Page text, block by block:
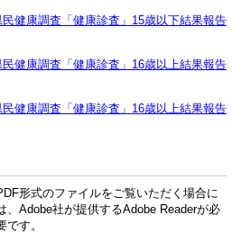
民健康調査「健康診査」15歳以下結果報告
民健康調査「健康診査」16歳以上結果報告
民健康調査「健康診査」16歳以上結果報告
形式のファイルをご覧いただく場合に
、Adobe社が提供するAdobe Readerが必
です。